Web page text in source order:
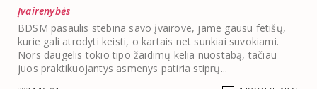
Įvairenybės
BDSM pasaulis stebina savo įvairove, jame gausu fetišų,
kurie gali atrodyti keisti, o kartais net sunkiai suvokiami.
Nors daugelis tokio tipo žaidimų kelia nuostabą, tačiau
juos praktikuojantys asmenys patiria stiprų...